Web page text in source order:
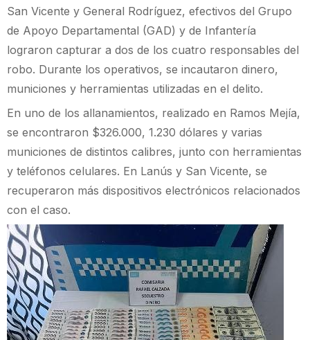
San Vicente y General Rodríguez, efectivos del Grupo
de Apoyo Departamental (GAD) y de Infantería
lograron capturar a dos de los cuatro responsables del
robo. Durante los operativos, se incautaron dinero,
municiones y herramientas utilizadas en el delito.
En uno de los allanamientos, realizado en Ramos Mejía,
se encontraron $326.000, 1.230 dólares y varias
municiones de distintos calibres, junto con herramientas
y teléfonos celulares. En Lanús y San Vicente, se
recuperaron más dispositivos electrónicos relacionados
con el caso.